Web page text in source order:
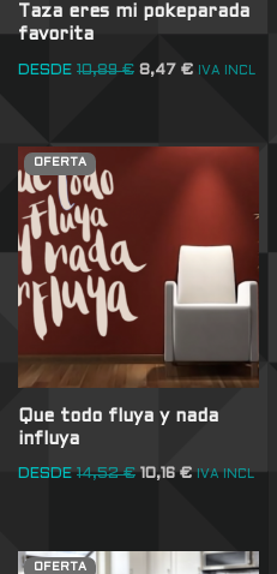
Taza eres mi pokeparada
favorita
DESDE 10,89€ 8,47 € IVA INCL
OFERTA
Que todo fluya y nada
influya
DESDE 14,52€ 10,16€ IVA INCL
OFERTA